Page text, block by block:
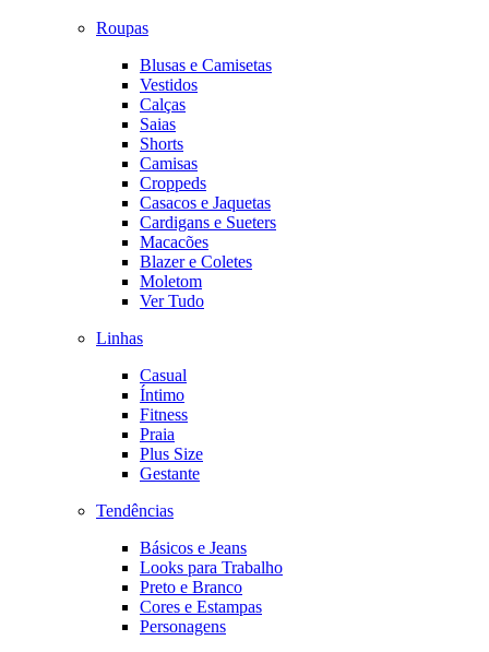
Roupas
Blusas e Camisetas
Vestidos
Calças
Saias
Shorts
Camisas
Croppeds
Casacos e Jaquetas
Cardigans e Sueters
Macacões
Blazer e Coletes
Moletom
Ver Tudo
Linhas
Casual
Íntimo
Fitness
Praia
Plus Size
Gestante
Tendências
Básicos e Jeans
Looks para Trabalho
Preto e Branco
Cores e Estampas
Personagens